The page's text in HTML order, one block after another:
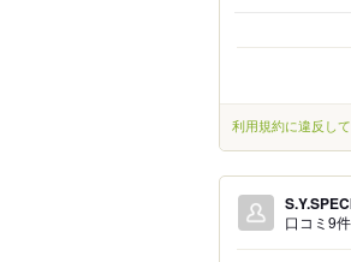
利用規約に違反し
口コミ9件